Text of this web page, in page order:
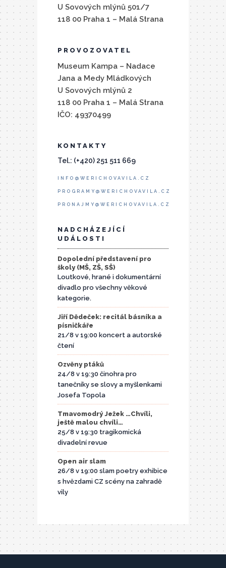
U Sovových mlýnů 501/7
118 00 Praha 1 – Malá Strana
PROVOZOVATEL
Museum Kampa – Nadace
Jana a Medy Mládkových
U Sovových mlýnů 2
118 00 Praha 1 – Malá Strana
IČO: 49370499
KONTAKTY
Tel.: (+420) 251 511 669
INFO@WERICHOVAVILA.CZ
PROGRAMY@WERICHOVAVILA.CZ
PRONAJMY@WERICHOVAVILA.CZ
NADCHÁZEJÍCÍ
UDÁLOSTI
Dopolední představení pro
školy (MŠ, ZŠ, SŠ)
Loutkové, hrané i dokumentární
divadlo pro všechny věkové
kategorie.
Jiří Dědeček: recitál básníka a
písničkáře
21/8 v 19:00 koncert a autorské
čtení
Ozvěny ptáků
24/8 v 19:30 činohra pro
tanečníky se slovy a myšlenkami
Josefa Topola
Tmavomodrý Ježek …Chvíli,
ještě malou chvíli…
25/8 v 19:30 tragikomická
divadelní revue
Open air slam
26/8 v 19:00 slam poetry exhibice
s hvězdami CZ scény na zahradě
vily